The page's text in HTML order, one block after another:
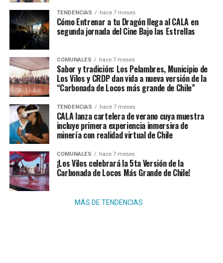
TENDENCIAS hace 7 meses
Cómo Entrenar a tu Dragón llega al CALA en
segunda jornada del Cine Bajo las Estrellas
COMUNALES hace 7 meses
Sabor y tradición: Los Pelambres, Municipio de
Los Vilos y CRDP dan vida a nueva versión de la
“Carbonada de Locos más grande de Chile”
TENDENCIAS hace 7 meses
CALA lanza cartelera de verano cuya muestra
incluye primera experiencia inmersiva de
minería con realidad virtual de Chile
COMUNALES hace 7 meses
¡Los Vilos celebrará la 5ta Versión de la
Carbonada de Locos Más Grande de Chile!
MÁS DE TENDENCIAS